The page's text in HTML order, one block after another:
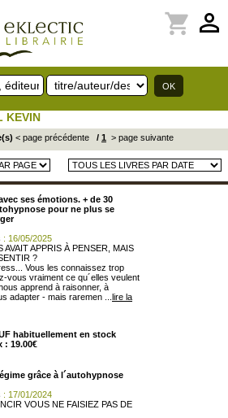
perm_identity
shopping_cart
KEVIN
< page précédente / 1 > page suivante
ses émotions. + de 30
pour ne plus se
: 16/05/2025
AVAIT APPRIS À PENSER, MAIS
?
Vous les connaissez trop
vous vraiment ce qu´elles veulent
apprend à raisonner, à
adapter - mais raremen ... lire la
habituellement en stock
: 19.00€
grâce à l´autohypnose
: 17/01/2024
VOUS NE FAISIEZ PAS DE